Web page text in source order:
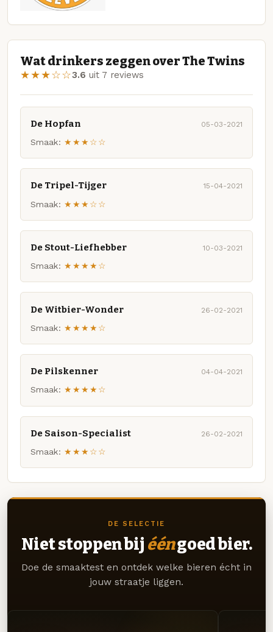
Wat drinkers zeggen over The Twins
★★★☆☆3.6 uit 7 reviews
De Hopfan 05-03-2021
Smaak: ★★★☆☆
De Tripel-Tijger 15-04-2021
Smaak: ★★★☆☆
De Stout-Liefhebber 10-03-2021
Smaak: ★★★★☆
De Witbier-Wonder 26-02-2021
Smaak: ★★★★☆
De Pilskenner 04-04-2021
Smaak: ★★★★☆
De Saison-Specialist 26-02-2021
Smaak: ★★★☆☆
DE SELECTIE
Niet stoppen bij ééngoed bier.
Doe de smaaktest en ontdek welke bieren écht in
jouw straatje liggen.